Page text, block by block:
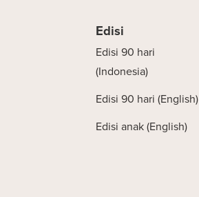
Edisi
Edisi 90 hari
(Indonesia)
Edisi 90 hari (English)
Edisi anak (English)